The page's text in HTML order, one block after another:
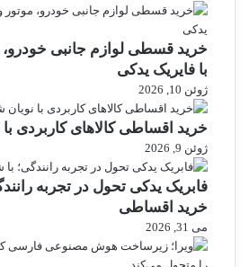
خرید قسطی لوازم جانبی
با فایریک یدکی
ژوئن 10, 2026
خرید اقساطی کالاهای کاربردی
ژوئن 9, 2026
فابریک یدکی تحول در تجربه
خرید اقساطی
می 31, 2026